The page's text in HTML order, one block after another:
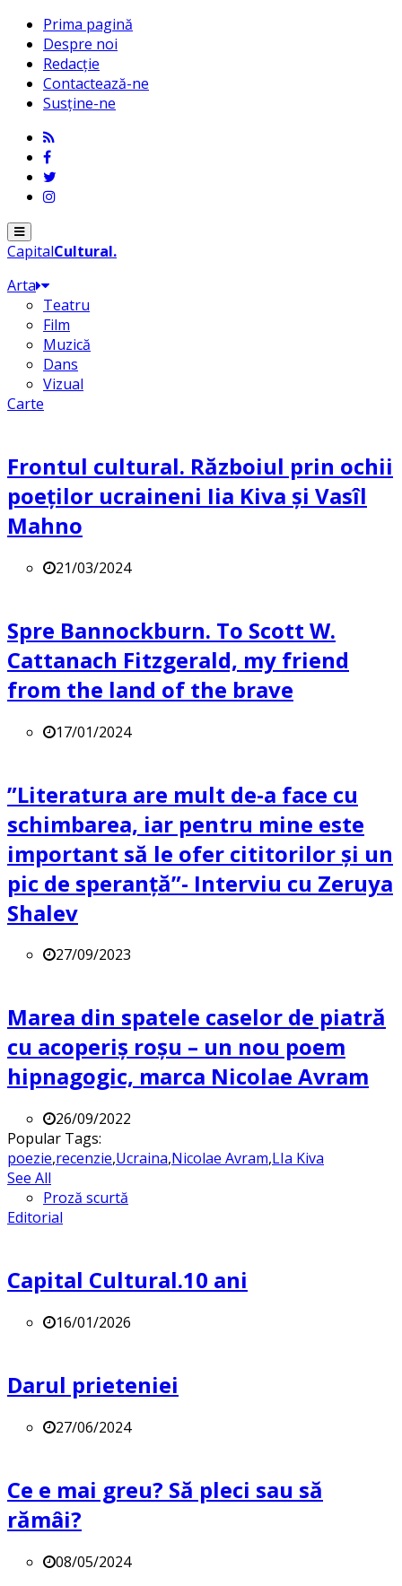
Prima pagină
Despre noi
Redacție
Contactează-ne
Susține-ne
Menu
CapitalCultural.
Arta
Teatru
Film
Muzică
Dans
Vizual
Carte
Frontul cultural. Războiul prin ochii
poeților ucraineni Iia Kiva și Vasîl
Mahno
21/03/2024
Spre Bannockburn. To Scott W.
Cattanach Fitzgerald, my friend
from the land of the brave
17/01/2024
”Literatura are mult de-a face cu
schimbarea, iar pentru mine este
important să le ofer cititorilor și un
pic de speranță”- Interviu cu Zeruya
Shalev
27/09/2023
Marea din spatele caselor de piatră
cu acoperiș roșu – un nou poem
hipnagogic, marca Nicolae Avram
26/09/2022
Popular Tags:
poezie,recenzie,Ucraina,Nicolae Avram,LIa Kiva
See All
Proză scurtă
Editorial
Capital Cultural.10 ani
16/01/2026
Darul prieteniei
27/06/2024
Ce e mai greu? Să pleci sau să
rămâi?
08/05/2024